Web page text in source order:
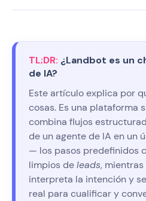
TL;DR: ¿Landbot es un
de IA?
Este artículo explica por
cosas. Es una plataforma
combina flujos
de un agente de IA en un
— los pasos predefinidos
limpios deleads,
interpreta la intención y
real para cualificar y